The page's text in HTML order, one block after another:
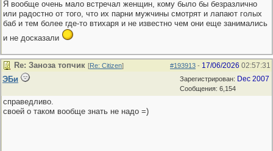
Я вообще очень мало встречал женщин, кому было бы безразлично
или радостно от того, что их парни мужчины смотрят и лапают голых
баб и тем более где-то втихаря и не известно чем они еще занимались
и не досказали
#193913 - 17/06/2026 02:57:31
Re: Заноза топчик [Re: Citizen]
Зарегистрирован: Dec 2007
Сообщения: 6,154
ЭБи
справедливо.
своей о таком вообще знать не надо =)